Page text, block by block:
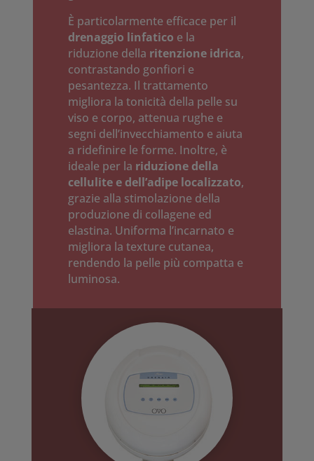
È particolarmente efficace per il
drenaggio linfatico e la
riduzione della ritenzione idrica,
contrastando gonfiori e
pesantezza. Il trattamento
migliora la tonicità della pelle su
viso e corpo, attenua rughe e
segni dell’invecchiamento e aiuta
a ridefinire le forme. Inoltre, è
ideale per la riduzione della
cellulite e dell’adipe localizzato,
grazie alla stimolazione della
produzione di collagene ed
elastina. Uniforma l’incarnato e
migliora la texture cutanea,
rendendo la pelle più compatta e
luminosa.